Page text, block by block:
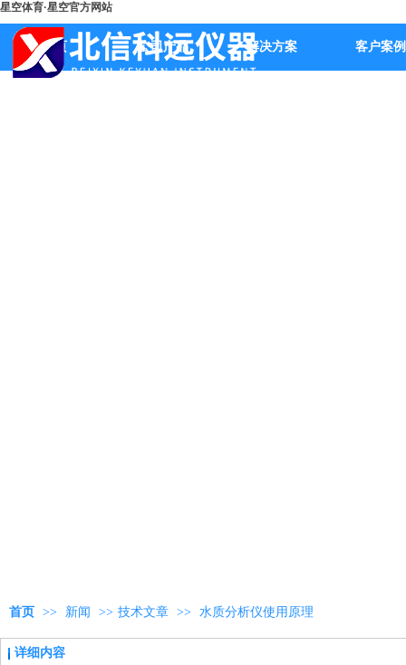
星空体育·星空官方网站
首页 公司产品 解决方案 客户案例
首页 >> 新闻 >> 技术文章 >> 水质分析仪使用原理
详细内容